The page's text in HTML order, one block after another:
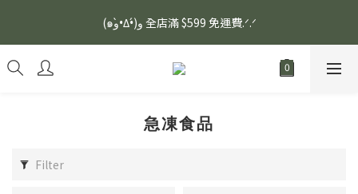
安眠熟睡、穩定血壓、瞓醒精神更集中🌿ASONE GABA TEA 如一
舒眠茶（15入）｜優質養生高山茶
(๑و•̀Δ•́)و 全店滿 $599 免運費.ᐟ.ᐟ
安眠熟睡、穩定血壓、瞓醒精神更集中🌿ASONE GABA TEA 如一
舒眠茶（15入）｜優質養生高山茶
急凍食品
Filter